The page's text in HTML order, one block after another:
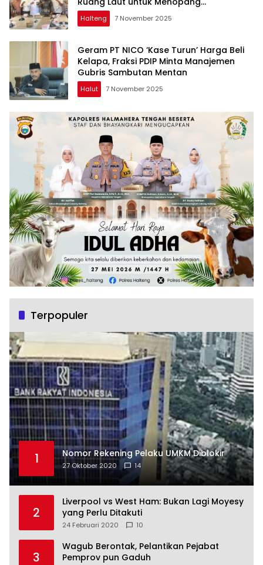
Pertumbuhan Industri Teluk Weda
Halteng 7 November 2025
Geram PT NICO ‘Kase Turun’ Harga Beli
Kelapa, Fraksi PDIP Minta Manajemen
Gubris Sambutan Mentan
Halut 7 November 2025
Terpopuler
1 Nomor Rekening Pelaku UMKM Diblokir
27 Oktober 2020 14
2
Liverpool vs West Ham: Bukan Lagi Moyesy
yang Perlu Ditakuti
24 Februari 2020 10
3
Wagub Berontak, Pelantikan Pejabat
Pemprov pun Gaduh